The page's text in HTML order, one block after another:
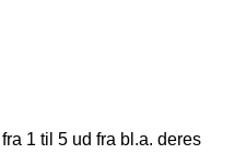
1 til 5 ud fra bl.a. deres